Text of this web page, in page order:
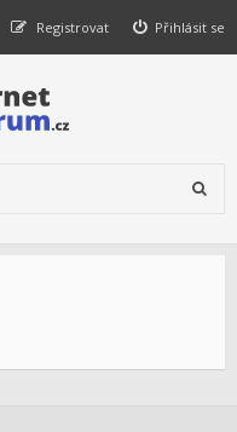
Přihlásit se
Registrovat